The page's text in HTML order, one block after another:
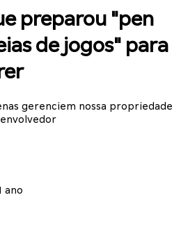
preparou "pen
de jogos" para
gerenciem nossa propriedade
ano